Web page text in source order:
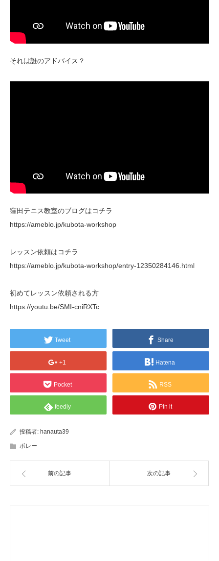
それは誰のアドバイス？
窪田テニス教室のブログはコチラ
https://ameblo.jp/kubota-workshop
レッスン依頼はコチラ
https://ameblo.jp/kubota-workshop/entry-12350284146.html
初めてレッスン依頼される方
https://youtu.be/SMI-cniRXTc
Tweet Share
+1 Hatena
Pocket RSS
feedly Pin it
投稿者: hanauta39
ボレー
前の記事 次の記事